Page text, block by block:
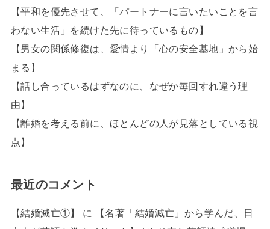
【平和を優先させて、「パートナーに言いたいことを言
わない生活」を続けた先に待っているもの】
【男女の関係修復は、愛情より「心の安全基地」から始
まる】
【話し合っているはずなのに、なぜか毎回すれ違う理
由】
【離婚を考える前に、ほとんどの人が見落としている視
点】
最近のコメント
【結婚滅亡①】 に
【名著「結婚滅亡」から学んだ、日